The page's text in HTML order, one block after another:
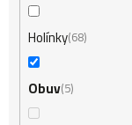
Holínky 68
Obuv 5